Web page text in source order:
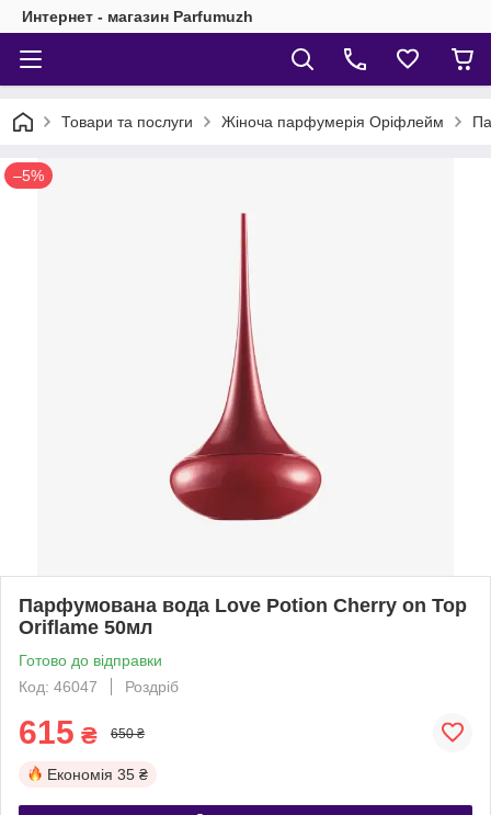
Интернет - магазин Parfumuzh
Товари та послуги Жіноча парфумерія Оріфлейм
–5%
Парфумована вода Love Potion Cherry on Top
Oriflame 50мл
Готово до відправки
Код: 46047
Роздріб
615 ₴ 650 ₴
Економія 35 ₴